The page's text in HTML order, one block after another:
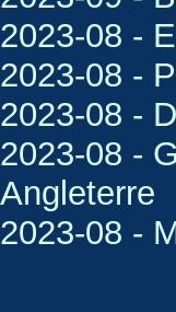
2023-08 -
2023-08 -
2023-08 -
2023-08 -
Angleterre
2023-08 -